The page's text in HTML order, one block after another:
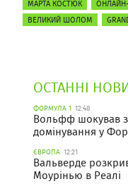
МАРТА КОСТЮК
ОНЛАЙН-
ВЕЛИКИЙ ШОЛОМ
ОСТАННІ
ФОРМУЛА 1 12:48
Вольфф шокував
домінування у
ЄВРОПА 12:21
Вальверде
Моурінью в Реалі